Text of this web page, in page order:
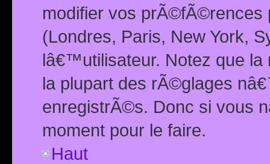
modifier vos prÃ©fÃ©rences
(Londres, Paris, New York,
lâ€™utilisateur. Notez que la
la plupart des rÃ©glages
enregistrÃ©s. Donc si vous
moment pour le faire.
Haut